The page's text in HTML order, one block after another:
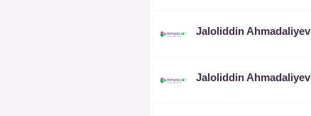
Jaloliddin Ahmadaliyev
Jaloliddin Ahmadaliyev